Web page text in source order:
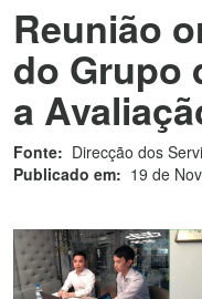
Reunião
do Grupo
a
Fonte: Direcção dos
Publicado em: 19 de